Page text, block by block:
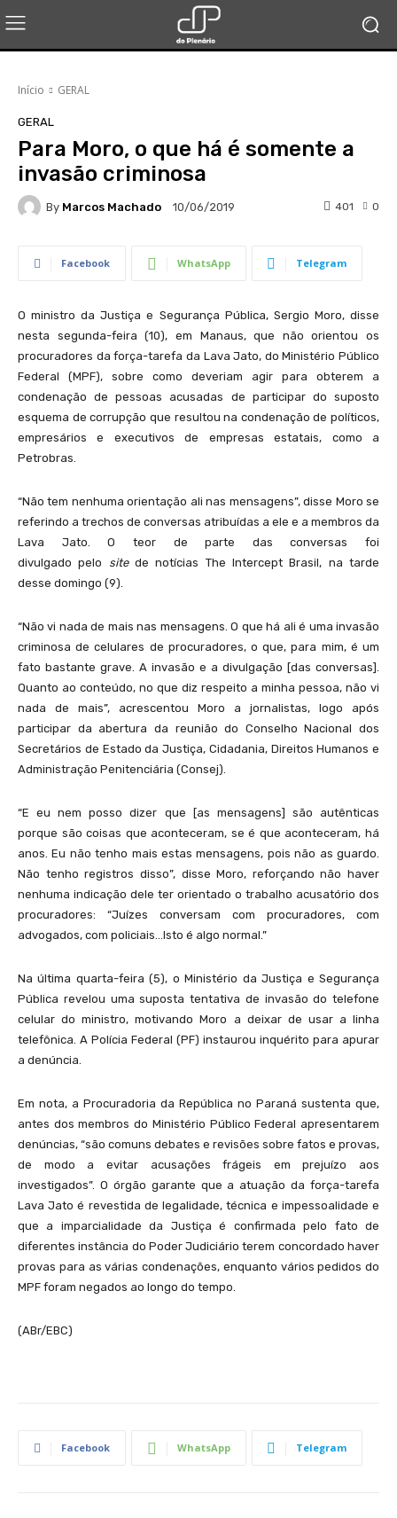
Início GERAL
GERAL
Para Moro, o que há é somente a
invasão criminosa
By Marcos Machado 10/06/2019 0
401
Facebook WhatsApp Telegram
O ministro da Justiça e Segurança Pública, Sergio Moro, disse
nesta segunda-feira (10), em Manaus, que não orientou os
procuradores da força-tarefa da Lava Jato, do Ministério Público
Federal (MPF), sobre como deveriam agir para obterem a
condenação de pessoas acusadas de participar do suposto
esquema de corrupção que resultou na condenação de políticos,
empresários e executivos de empresas estatais, como a
Petrobras.
“Não tem nenhuma orientação ali nas mensagens”, disse Moro se
referindo a trechos de conversas atribuídas a ele e a membros da
Lava Jato. O teor de parte das conversas foi
divulgado pelo sitede notícias The Intercept Brasil, na tarde
desse domingo (9).
“Não vi nada de mais nas mensagens. O que há ali é uma invasão
criminosa de celulares de procuradores, o que, para mim, é um
fato bastante grave. A invasão e a divulgação [das conversas].
Quanto ao conteúdo, no que diz respeito a minha pessoa, não vi
nada de mais”, acrescentou Moro a jornalistas, logo após
participar da abertura da reunião do Conselho Nacional dos
Secretários de Estado da Justiça, Cidadania, Direitos Humanos e
Administração Penitenciária (Consej).
“E eu nem posso dizer que [as mensagens] são autênticas
porque são coisas que aconteceram, se é que aconteceram, há
anos. Eu não tenho mais estas mensagens, pois não as guardo.
Não tenho registros disso”, disse Moro, reforçando não haver
nenhuma indicação dele ter orientado o trabalho acusatório dos
procuradores: “Juízes conversam com procuradores, com
advogados, com policiais…Isto é algo normal.”
Na última quarta-feira (5), o Ministério da Justiça e Segurança
Pública revelou uma suposta tentativa de invasão do telefone
celular do ministro, motivando Moro a deixar de usar a linha
telefônica. A Polícia Federal (PF) instaurou inquérito para apurar
a denúncia.
Em nota, a Procuradoria da República no Paraná sustenta que,
antes dos membros do Ministério Público Federal apresentarem
denúncias, “são comuns debates e revisões sobre fatos e provas,
de modo a evitar acusações frágeis em prejuízo aos
investigados”. O órgão garante que a atuação da força-tarefa
Lava Jato é revestida de legalidade, técnica e impessoalidade e
que a imparcialidade da Justiça é confirmada pelo fato de
diferentes instância do Poder Judiciário terem concordado haver
provas para as várias condenações, enquanto vários pedidos do
MPF foram negados ao longo do tempo.
(ABr/EBC)
Facebook WhatsApp Telegram